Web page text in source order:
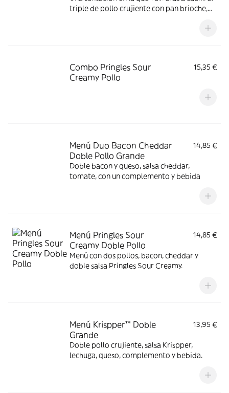
triple de pollo crujiente con pan brioche,
crujientes lonchas de bacon, cebolla frita y
Combo Pringles Sour
Creamy Pollo
15,35 €
Menú Duo Bacon Cheddar
Doble Pollo Grande
14,85 €
Doble bacon y queso, salsa cheddar,
tomate, con un complemento y bebida
Menú Pringles Sour
Creamy Doble Pollo
14,85 €
Menú con dos pollos, bacon, cheddar y
doble salsa Pringles Sour Creamy.
Menú Krispper™ Doble
Grande
13,95 €
Doble pollo crujiente, salsa Krispper,
lechuga, queso, complemento y bebida.